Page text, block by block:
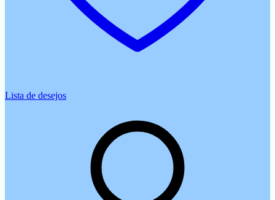
Lista de desejos